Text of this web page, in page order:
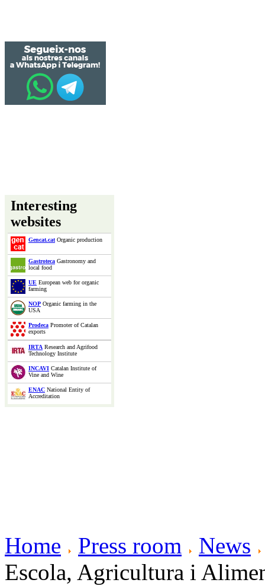
Interesting
websites
Gencat.catOrganic production
Gastroteca Gastronomy and
local food
UE European web for organic
farming
NOP Organic farming in the
USA
Prodeca Promoter of Catalan
exports
IRTA Research and Agrifood
Technology Institute
INCAVI Catalan Institute of
Vine and Wine
ENAC National Entity of
Accreditation
Home Press room
News
Escola, Agricultura i